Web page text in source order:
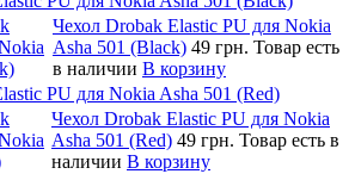
Чехол Drobak Elastic PU для Nokia
Asha 501 (Black) 49 грн. Товар есть
в наличии В корзину
PU для Nokia Asha 501 (Red)
Чехол Drobak Elastic PU для Nokia
Asha 501 (Red) 49 грн. Товар есть в
наличии В корзину